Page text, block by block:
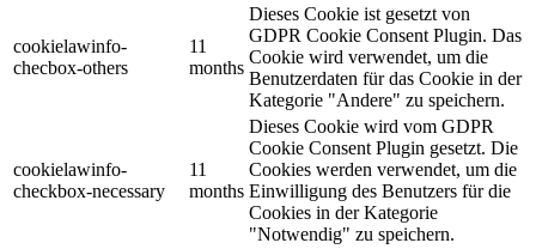
cookielawinfo-
checbox-others
11
months
Dieses Cookie ist gesetzt von
GDPR Cookie Consent Plugin. Das
Cookie wird verwendet, um die
Benutzerdaten für das Cookie in der
Kategorie "Andere" zu speichern.
cookielawinfo-
checkbox-necessary
11
months
Dieses Cookie wird vom GDPR
Cookie Consent Plugin gesetzt. Die
Cookies werden verwendet, um die
Einwilligung des Benutzers für die
Cookies in der Kategorie
"Notwendig" zu speichern.